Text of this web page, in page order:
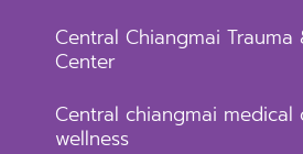
Central Chiangmai Trauma
Center
Central chiangmai medical
wellness